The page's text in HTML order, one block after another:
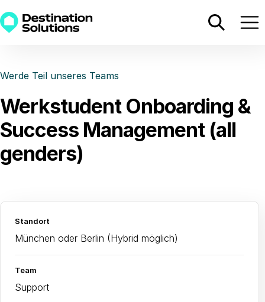
Werde Teil unseres Teams
Werkstudent Onboarding &
Success Management (all
genders)
Standort
München oder Berlin (Hybrid möglich)
Team
Support